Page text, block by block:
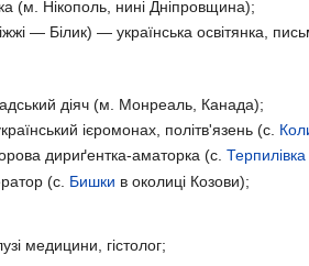
(м. Нікополь, нині Дніпровщина);
— Білик) — українська освітянка,
діяч (м. Монреаль, Канада);
ієромонах, політв'язень (с.
дириґентка-аматорка (с.Терпилівка
(с. Бишки в околиці Козови);
медицини, гістолог;